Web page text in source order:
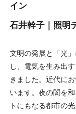
イン
石井幹子｜照明
文明の発展と「光
し、電気を生み出
きました。近代に
います。夜の闇を
トにもなる都市の